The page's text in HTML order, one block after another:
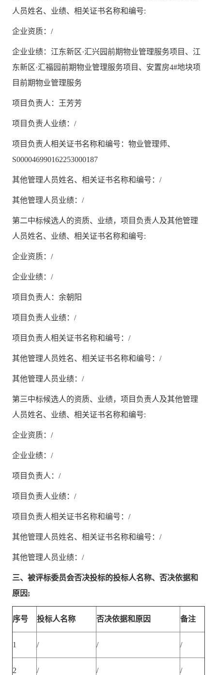
人员姓名、业绩、相关证书名称和编号:
企业资质：/
企业业绩：江东新区·汇兴园前期物业管理服务项目、江
东新区·汇福园前期物业管理服务项目、安置房4#地块项
目前期物业管理服务
项目负责人：王芳芳
项目负责人业绩：/
项目负责人相关证书名称和编号：物业管理师、
S000046990162253000187
其他管理人员姓名、相关证书名称和编号：/
其他管理人员业绩：/
第二中标候选人的资质、业绩，项目负责人及其他管理
人员姓名、业绩、相关证书名称和编号:
企业资质：/
企业业绩：/
项目负责人：余朝阳
项目负责人业绩：/
项目负责人相关证书名称和编号：/
其他管理人员姓名、相关证书名称和编号：/
其他管理人员业绩：/
第三中标候选人的资质、业绩，项目负责人及其他管理
人员姓名、业绩、相关证书名称和编号:
企业资质：/
企业业绩：/
项目负责人：/
项目负责人业绩：/
项目负责人相关证书名称和编号：/
其他管理人员姓名、相关证书名称和编号：/
其他管理人员业绩：/
三、 被评标委员会否决投标的投标人名称、否决依据和
原因;
序号 投标人名称 否决依据和原因 备注
1 / / /
2 / / /